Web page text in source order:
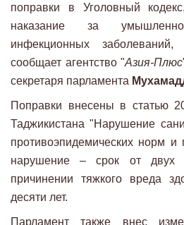
поправки в Уголовный
наказание за
инфекционных
сообщает агентство "Азия-Плюс
секретаря парламента
Поправки внесены в статью
Таджикистана "Нарушение
противоэпидемических норм и
нарушение – срок от
причинении тяжкого вреда
десяти лет.
Парламент также внес